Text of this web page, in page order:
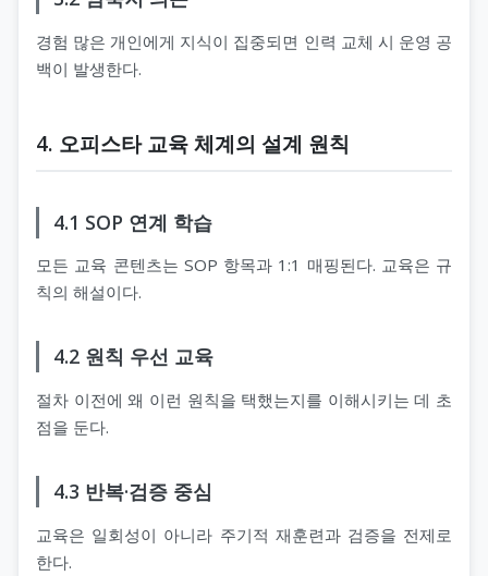
경험 많은 개인에게 지식이 집중되면 인력 교체 시 운영 공
백이 발생한다.
4. 오피스타 교육 체계의 설계 원칙
4.1 SOP 연계 학습
모든 교육 콘텐츠는 SOP 항목과 1:1 매핑된다. 교육은 규
칙의 해설이다.
4.2 원칙 우선 교육
절차 이전에 왜 이런 원칙을 택했는지를 이해시키는 데 초
점을 둔다.
4.3 반복·검증 중심
교육은 일회성이 아니라 주기적 재훈련과 검증을 전제로
한다.